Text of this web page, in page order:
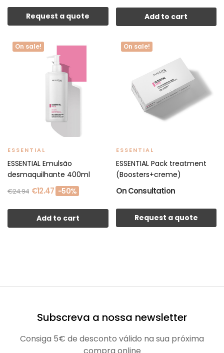
Request a quote Add to cart
On sale!
ESSENTIAL
ESSENTIAL Emulsão
desmaquilhante 400ml
€24.94 €12.47 -50%
Add to cart
On sale!
ESSENTIAL
ESSENTIAL Pack treatment
(Boosters+creme)
On Consultation
Request a quote
Subscreva a nossa newsletter
Consiga 5€ de desconto válido na sua próxima